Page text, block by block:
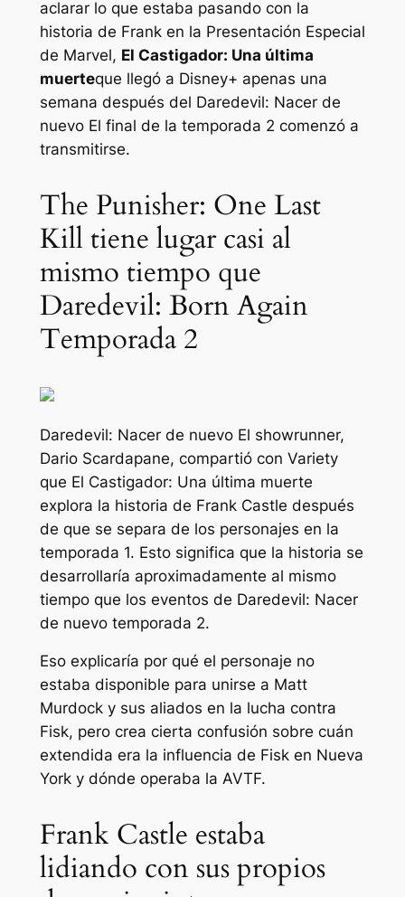
aclarar lo que estaba pasando con la
historia de Frank en la Presentación Especial
de Marvel, El Castigador: Una última
muerteque llegó a Disney+ apenas una
semana después del Daredevil: Nacer de
nuevoEl final de la temporada 2 comenzó a
transmitirse.
The Punisher: One Last
Kill tiene lugar casi al
mismo tiempo que
Daredevil: Born Again
Temporada 2
Daredevil: Nacer de nuevoEl showrunner,
Dario Scardapane, compartió con Variety
que El Castigador: Una última muerte
explora la historia de Frank Castle después
de que se separa de los personajes en la
temporada 1. Esto significa que la historia se
desarrollaría aproximadamente al mismo
tiempo que los eventos de Daredevil: Nacer
de nuevotemporada 2.
Eso explicaría por qué el personaje no
estaba disponible para unirse a Matt
Murdock y sus aliados en la lucha contra
Fisk, pero crea cierta confusión sobre cuán
extendida era la influencia de Fisk en Nueva
York y dónde operaba la AVTF.
Frank Castle estaba
lidiando con sus propios